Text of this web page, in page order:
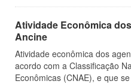
Atividade Econômica
Ancine
Atividade econômica dos
acordo com a Classificação
Econômicas (CNAE), e que